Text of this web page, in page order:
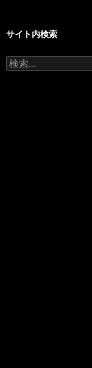
サイト内検索
検
索: